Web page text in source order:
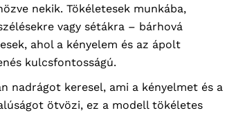
nekik. Tökéletesek munkába,
vagy sétákra – bárhová
ahol a kényelem és az ápolt
kulcsfontosságú.
nadrágot keresel, ami a kényelmet és a
ötvözi, ez a modell tökéletes